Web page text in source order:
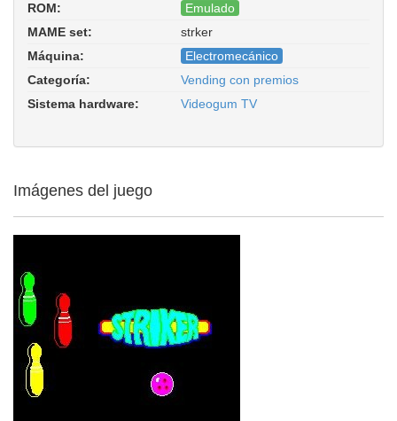
ROM:
Emulado
MAME set:
strker
Striker. Driver:misc/4enraya.cpp
Máquina:
Electromecánico
Categoría:
Vending con premios
Sistema hardware:
Videogum TV
Imágenes del juego